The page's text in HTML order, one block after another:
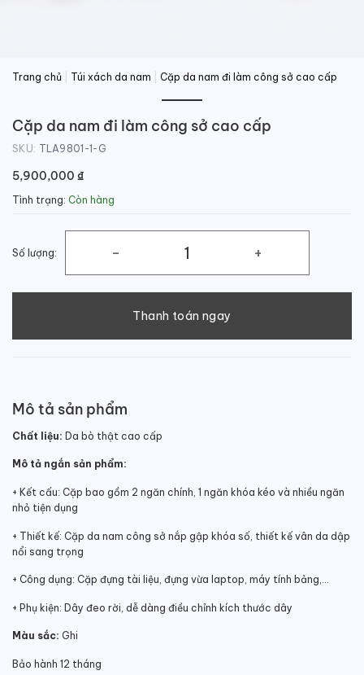
Trang chủ Túi xách da nam Cặp da nam đi làm công sở cao cấp
Cặp da nam đi làm công sở cao cấp
SKU: TLA9801-1-G
5,900,000 ₫
Tình trạng: Còn hàng
Số lượng:
Cặp da nam đi làm công sở cao cấp số lượng
Thanh toán ngay
Mô tả sản phẩm
Chất liệu: Da bò thật cao cấp
Mô tả ngắn sản phẩm:
+ Kết cấu: Cặp bao gồm 2 ngăn chính, 1 ngăn khóa kéo và nhiều ngăn
nhỏ tiện dụng
+ Thiết kế: Cặp da nam công sở nắp gập khóa số, thiết kế vân da dập
nổi sang trọng
+ Công dụng: Cặp đựng tài liệu, đựng vừa laptop, máy tính bảng,…
+ Phụ kiện: Dây đeo rời, dễ dàng điều chỉnh kích thước dây
Màu sắc: Ghi
Bảo hành 12 tháng